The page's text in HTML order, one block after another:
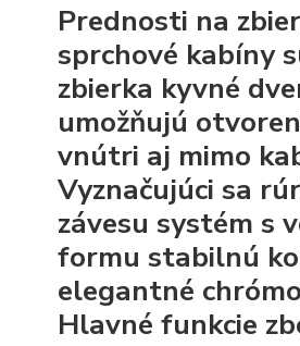
Prednosti na
sprchové kabíny
zbierka kyvné
umožňujú
vnútri aj mimo
Vyznačujúci sa
závesu systém s
formu stabilnú
elegantné
Hlavné funkcie